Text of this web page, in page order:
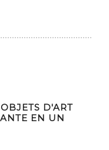
D'ART
EN UN